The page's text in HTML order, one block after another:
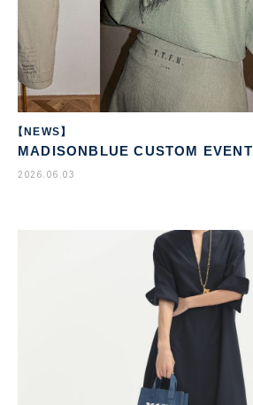
【NEWS】
MADISONBLUE CUSTOM EVENT
2026.06.03